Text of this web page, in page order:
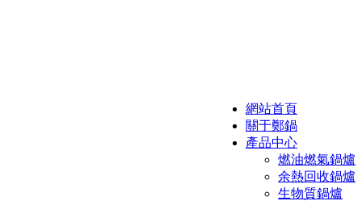
網站首頁
關于鄭鍋
產品中心
燃油燃氣鍋爐
余熱回收鍋爐
生物質鍋爐